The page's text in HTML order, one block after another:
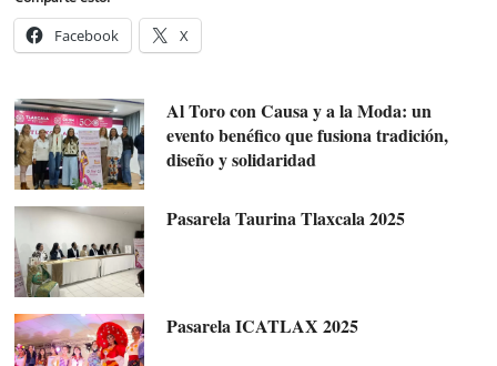
Facebook X
Al Toro con Causa y a la Moda: un
evento benéfico que fusiona tradición,
diseño y solidaridad
Pasarela Taurina Tlaxcala 2025
Pasarela ICATLAX 2025